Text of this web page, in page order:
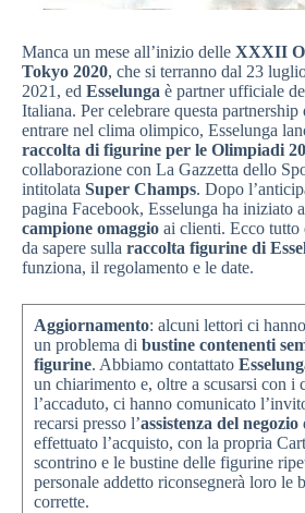
Manca un mese all’inizio delle XXXII
Tokyo 2020, che si terranno dal 23
2021, ed Esselunga è partner ufficiale
Italiana. Per celebrare questa partnership
entrare nel clima olimpico, Esselunga
raccolta di figurine per le Olimpiadi
collaborazione con La Gazzetta dello
intitolata Super Champs. Dopo
pagina Facebook, Esselunga ha iniziato
campione omaggio ai clienti. Ecco tutto
da sapere sulla raccolta figurine di
funziona, il regolamento e le date.
Aggiornamento: alcuni lettori ci
un problema di bustine contenenti
figurine. Abbiamo contattato
un chiarimento e, oltre a scusarsi con i
l’accaduto, ci hanno comunicato
recarsi presso l’assistenza del negozio
effettuato l’acquisto, con la propria
scontrino e le bustine delle figurine
personale addetto riconsegnerà loro le
corrette.